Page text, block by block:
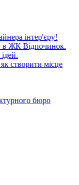
інтер'єру!
в ЖК Відпочинок.
створити місце
бюро